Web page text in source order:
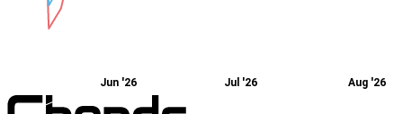
Jun '26 Jul '26 Aug '26